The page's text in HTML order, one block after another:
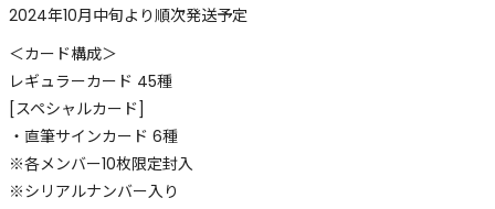
2024年10月中旬より順次発送予定
＜カード構成＞
レギュラーカード 45種
[スペシャルカード]
・直筆サインカード 6種
※各メンバー10枚限定封入
※シリアルナンバー入り